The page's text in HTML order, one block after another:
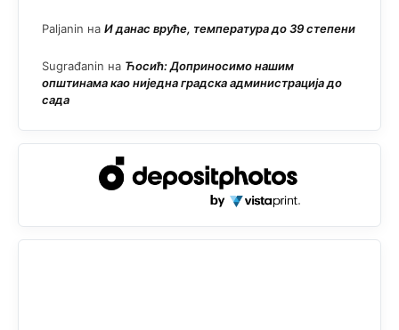
Paljanin на И данас вруће, температура до 39 степени
Sugrađanin на Ћосић: Доприносимо нашим
општинама као ниједна градска администрација до
сада